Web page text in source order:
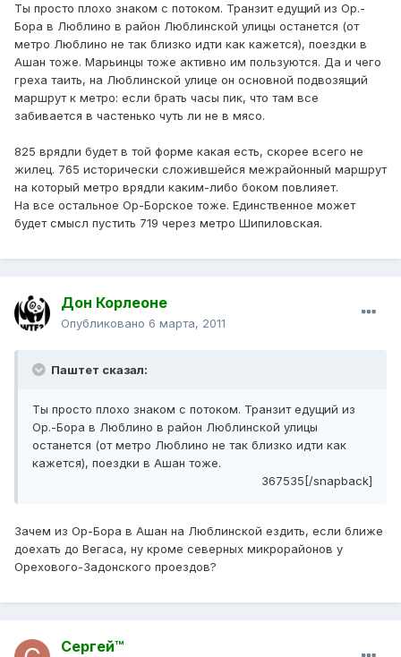
Ты просто плохо знаком с потоком. Транзит едущий из Ор.-
Бора в Люблино в район Люблинской улицы останется (от
метро Люблино не так близко идти как кажется), поездки в
Ашан тоже. Марьинцы тоже активно им пользуются. Да и чего
греха таить, на Люблинской улице он основной подвозящий
маршрут к метро: если брать часы пик, что там все
забивается в частенько чуть ли не в мясо.
825 врядли будет в той форме какая есть, скорее всего не
жилец. 765 исторически сложившейся межрайонный маршрут
на который метро врядли каким-либо боком повлияет.
На все остальное Ор-Борское тоже. Единственное может
будет смысл пустить 719 через метро Шипиловская.
Дон Корлеоне
Опубликовано 6 марта, 2011
Паштет сказал:
Ты просто плохо знаком с потоком. Транзит едущий из
Ор.-Бора в Люблино в район Люблинской улицы
останется (от метро Люблино не так близко идти как
кажется), поездки в Ашан тоже.
367535[/snapback]
Зачем из Ор-Бора в Ашан на Люблинской ездить, если ближе
доехать до Вегаса, ну кроме северных микрорайонов у
Орехового-Задонского проездов?
Сергей™